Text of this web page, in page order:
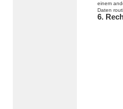
einem
Daten
6.